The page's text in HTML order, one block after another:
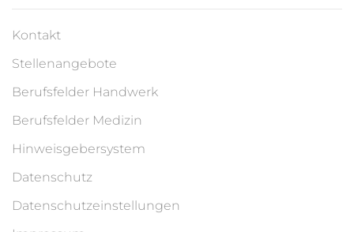
Kontakt
Stellenangebote
Berufsfelder Handwerk
Berufsfelder Medizin
Hinweisgebersystem
Datenschutz
Datenschutzeinstellungen